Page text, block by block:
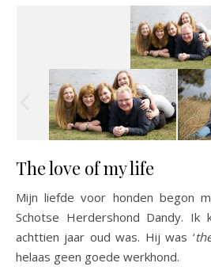
The love of my life
Mijn liefde voor honden begon
Schotse Herdershond Dandy.
achttien jaar oud was. Hij was ‘
helaas geen goede werkhond.